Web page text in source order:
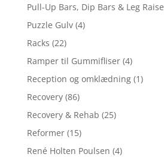
Pull-Up Bars, Dip Bars & Leg Raise
Puzzle Gulv (4)
Racks (22)
Ramper til Gummifliser (4)
Reception og omklædning (1)
Recovery (86)
Recovery & Rehab (25)
Reformer (15)
René Holten Poulsen (4)